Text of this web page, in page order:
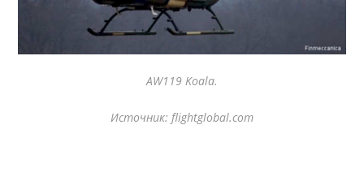
AW119 Koala.
Источник: flightglobal.com